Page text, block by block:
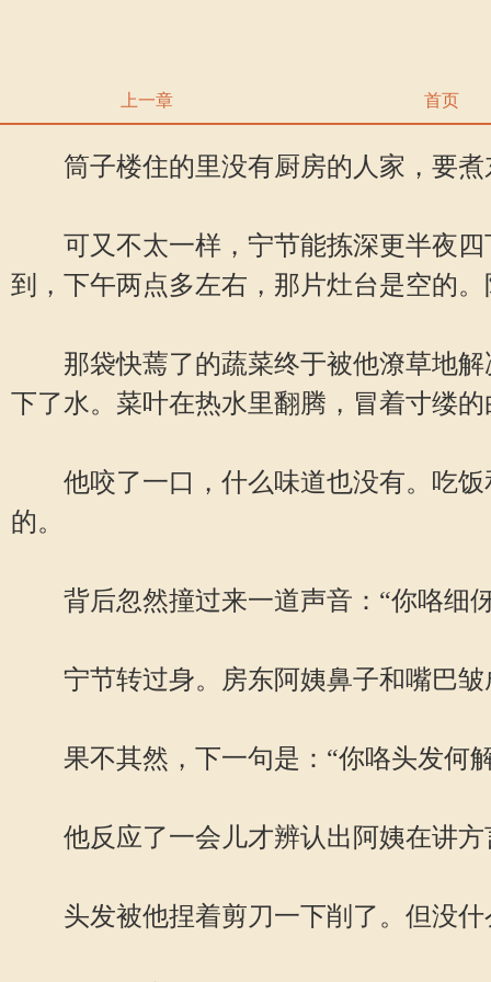
上一章 首页
筒子楼住的里没有厨房的人家，要煮
可又不太一样，宁节能拣深更半夜四
到，下午两点多左右，那片灶台是空的
那袋快蔫了的蔬菜终于被他潦草地解
下了水。菜叶在热水里翻腾，冒着寸缕的
他咬了一口，什么味道也没有。吃饭
的。
背后忽然撞过来一道声音：“你咯细
宁节转过身。房东阿姨鼻子和嘴巴皱
果不其然，下一句是：“你咯头发何
他反应了一会儿才辨认出阿姨在讲方
头发被他捏着剪刀一下削了。但没什